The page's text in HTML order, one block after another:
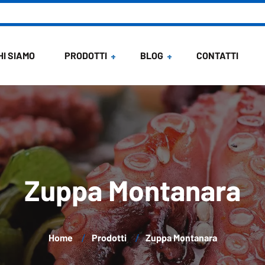
SIAMO PRODOTTI BLOG
News
Ricette di Maria
CONTATTI
Zuppa Montanara
Home Prodotti Zuppa Montanara